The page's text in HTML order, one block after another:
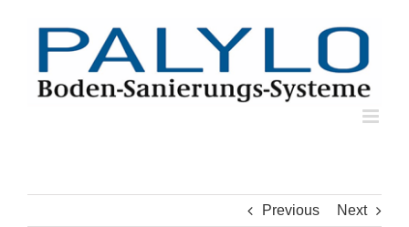
Previous Next